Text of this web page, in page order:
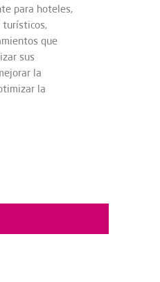
para hoteles,
que
sus
la
la